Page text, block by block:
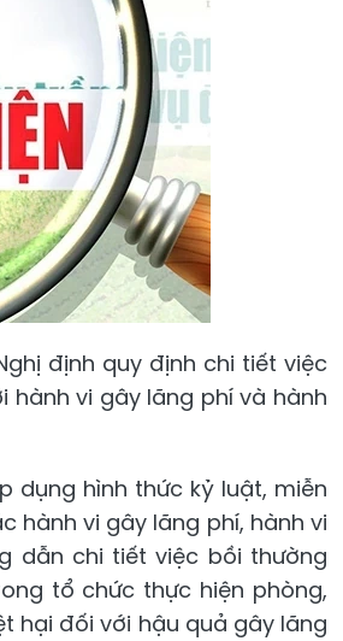
định quy định chi tiết việc
vi gây lãng phí và hành
dụng hình thức kỷ luật, miễn
hành vi gây lãng phí, hành vi
dẫn chi tiết việc bồi thường
tổ chức thực hiện phòng,
hại đối với hậu quả gây lãng